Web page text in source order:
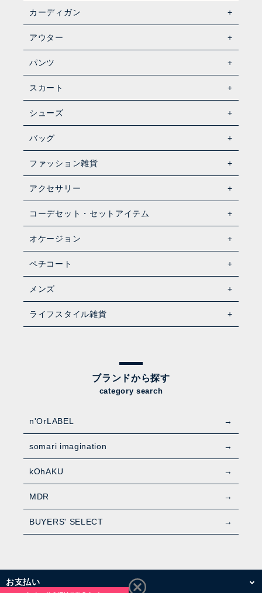
カーディガン
アウター
パンツ
スカート
シューズ
バッグ
ファッション雑貨
アクセサリー
コーデセット・セットアイテム
オケージョン
ペチコート
メンズ
ライフスタイル雑貨
ブランドから探す
category search
n'OrLABEL
somari imagination
kOhAKU
MDR
BUYERS' SELECT
お支払い